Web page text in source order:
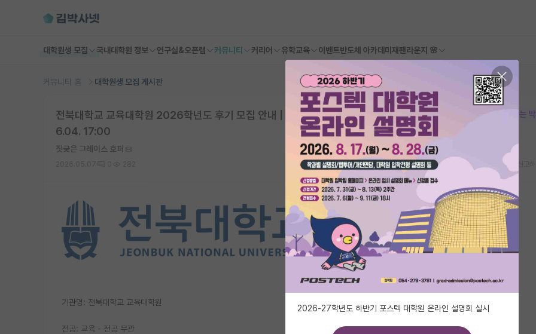
대학원생 모집 국내대학원 정보 연구실&오픈랩 커뮤니티 커리어 유학교육 이벤트반도체 아카데미 재팬라운지 🌸
커뮤니티 홈 대학원생 모집 게시판
본문이 수정되지 않는
전북대학교 교육대학원 2026학년도 후기 모집 안내 | 전북대학교 교육대학원 | 마감: 2026.0
6.04. 17:00
짓궂은 그레이스 호퍼
스크랩
기관명: 전북대학교 교육대학원
전공: 교육 - 전공 무관
2026-27학년도 하반기 포스텍 대학원 온라인 설명회 실시